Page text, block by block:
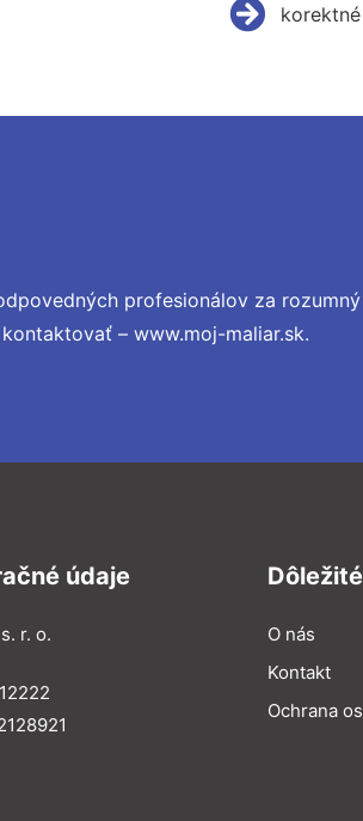
profesionálov za
– www.moj-maliar.sk.
údaje
r. o.
O nás
Kontakt
Ochrana